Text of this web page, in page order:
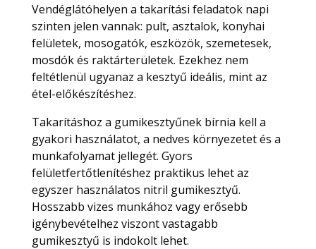
Vendéglátóhelyen a takarítási feladatok napi
szinten jelen vannak: pult, asztalok, konyhai
felületek, mosogatók, eszközök, szemetesek,
mosdók és raktárterületek. Ezekhez nem
feltétlenül ugyanaz a kesztyű ideális, mint az
étel-előkészítéshez.
Takarításhoz a gumikesztyűnek bírnia kell a
gyakori használatot, a nedves környezetet és a
munkafolyamat jellegét. Gyors
felületfertőtlenítéshez praktikus lehet az
egyszer használatos nitril gumikesztyű.
Hosszabb vizes munkához vagy erősebb
igénybevételhez viszont vastagabb
gumikesztyű is indokolt lehet.